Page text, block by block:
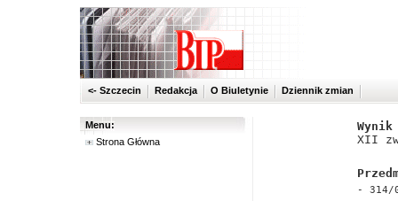
<- Szczecin Redakcja O Biuletynie Dziennik zmian
Menu:
Strona Główna
XII
- 314/